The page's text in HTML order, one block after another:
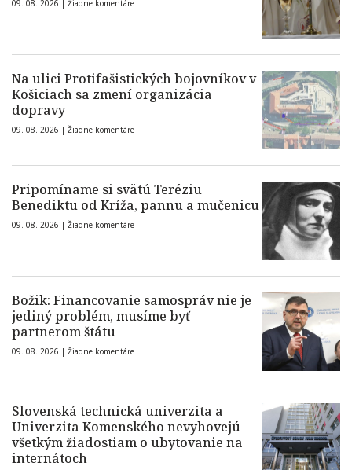
09. 08. 2026 | Žiadne komentáre
Na ulici Protifašistických bojovníkov v
Košiciach sa zmení organizácia
dopravy
09. 08. 2026 | Žiadne komentáre
Pripomíname si svätú Teréziu
Benediktu od Kríža, pannu a mučenicu
09. 08. 2026 | Žiadne komentáre
Božik: Financovanie samospráv nie je
jediný problém, musíme byť
partnerom štátu
09. 08. 2026 | Žiadne komentáre
Slovenská technická univerzita a
Univerzita Komenského nevyhovejú
všetkým žiadostiam o ubytovanie na
internátoch